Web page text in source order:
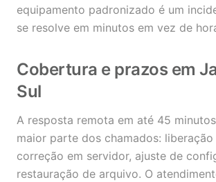
equipamento padronizado é um
se resolve em minutos em vez de
Cobertura e prazos em
Sul
A resposta remota em até 45
maior parte dos chamados: liberação
correção em servidor, ajuste de
restauração de arquivo. O